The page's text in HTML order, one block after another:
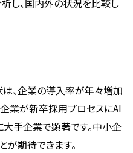
し、国内外の状況を比較し
、企業の導入率が年々増加
企業が新卒採用プロセスにAI
大手企業で顕著です。中小企
が期待できます。